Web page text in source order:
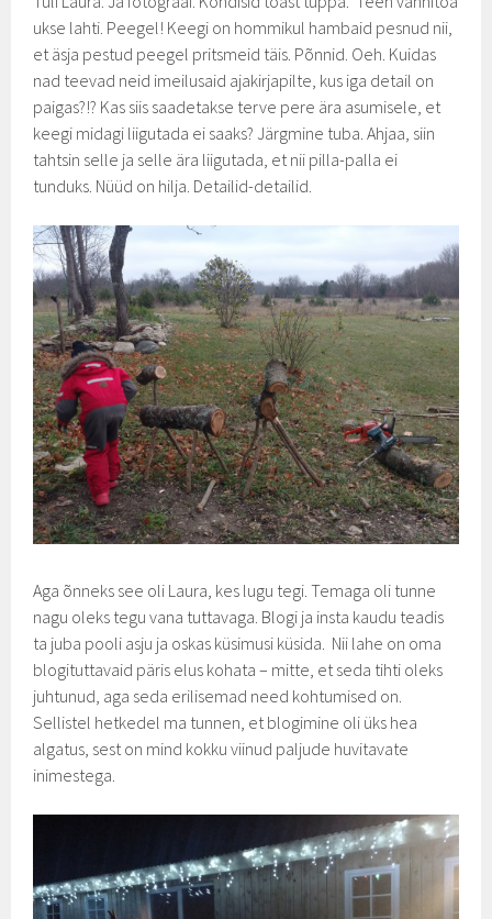
ukse lahti. Peegel! Keegi on hommikul hambaid pesnud nii,
et äsja pestud peegel pritsmeid täis. Põnnid. Oeh. Kuidas
nad teevad neid imeilusaid ajakirjapilte, kus iga detail on
paigas?!? Kas siis saadetakse terve pere ära asumisele, et
keegi midagi liigutada ei saaks? Järgmine tuba. Ahjaa, siin
tahtsin selle ja selle ära liigutada, et nii pilla-palla ei
tunduks. Nüüd on hilja. Detailid-detailid.
Aga õnneks see oli Laura, kes lugu tegi. Temaga oli tunne
nagu oleks tegu vana tuttavaga. Blogi ja insta kaudu teadis
ta juba pooli asju ja oskas küsimusi küsida. Nii lahe on oma
blogituttavaid päris elus kohata – mitte, et seda tihti oleks
juhtunud, aga seda erilisemad need kohtumised on.
Sellistel hetkedel ma tunnen, et blogimine oli üks hea
algatus, sest on mind kokku viinud paljude huvitavate
inimestega.